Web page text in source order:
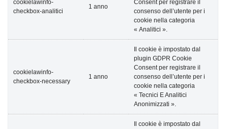
cookielawinfo-
checkbox-analitici
1 anno
Consent per registrare il
consenso dell’utente per i
cookie nella categoria
« Analitici ».
cookielawinfo-
checkbox-necessary
1 anno
Il cookie è impostato dal
plugin GDPR Cookie
Consent per registrare il
consenso dell’utente per i
cookie nella categoria
« Tecnici E Analitici
Anonimizzati ».
Il cookie è impostato dal